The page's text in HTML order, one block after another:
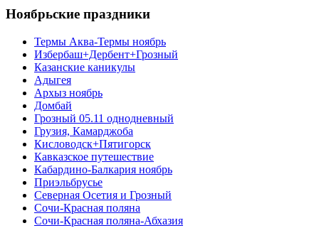
Ноябрьские праздники
Термы Аква-Термы ноябрь
Избербаш+Дербент+Грозный
Казанские каникулы
Адыгея
Архыз ноябрь
Домбай
Грозный 05.11 однодневный
Грузия, Камарджоба
Кисловодск+Пятигорск
Кавказское путешествие
Кабардино-Балкария ноябрь
Приэльбрусье
Северная Осетия и Грозный
Сочи-Красная поляна
Сочи-Красная поляна-Абхазия